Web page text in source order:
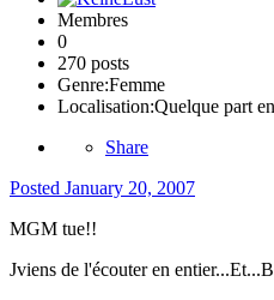
Membres
0
270 posts
Genre:Femme
Localisation:Quelque part
Share
Posted January 20, 2007
MGM tue!!
Jviens de l'écouter en